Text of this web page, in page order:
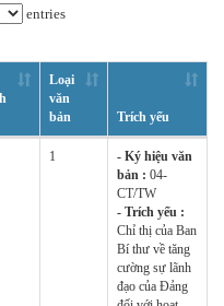
entries
Loại
văn
bản
Trích yếu
1
- Ký hiệu văn
bản : 04-
CT/TW
- Trích yếu :
Chỉ thị của Ban
Bí thư về tăng
cường sự lãnh
đạo của Đảng